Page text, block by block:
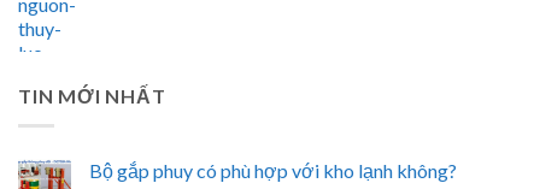
TIN MỚI NHẤT
Bộ gắp phuy có phù hợp với kho lạnh không?